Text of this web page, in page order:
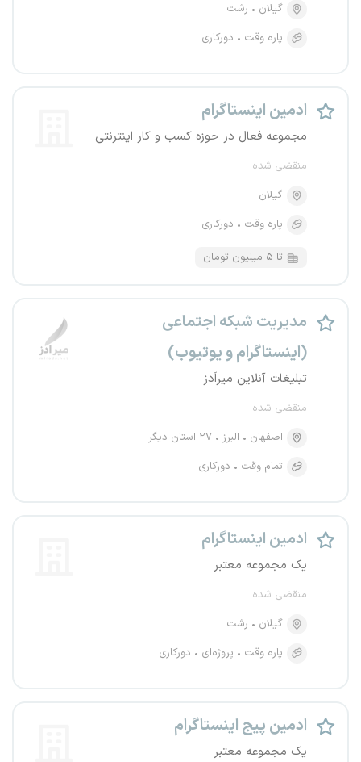
گیلان
رشت
پاره وقت
دورکاری
ادمین اینستاگرام
مجموعه فعال در حوزه کسب و کار اینترنتی
منقضی شده
گیلان
پاره وقت
دورکاری
تا ۵ میلیون تومان
مدیریت شبکه اجتماعی
(اینستاگرام و یوتیوب)
تبلیغات آنلاین میراَدز
منقضی شده
اصفهان
البرز
۲۷ استان دیگر
تمام وقت
دورکاری
ادمین اینستاگرام
یک مجموعه معتبر
منقضی شده
گیلان
رشت
پاره وقت
پروژه‌ای دورکاری
ادمین پیج اینستاگرام
یک مجموعه معتبر